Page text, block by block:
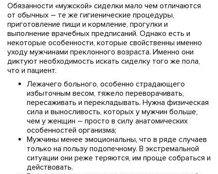
Обязанности «мужской» сиделки мало чем отличаются
от обычных – те же гигиенические процедуры,
приготовление пищи и кормление, прогулки и
выполнение врачебных предписаний. Однако есть и
некоторые особенности, которые свойственны именно
уходу мужчинами преклонного возраста. Именно они
диктуют необходимость искать сиделку того же пола,
что и пациент.
Лежачего больного, особенно страдающего
избыточным весом, тяжело переворачивать,
пересаживать и перекладывать. Нужна физическая
сила и выносливость, которых у мужчин больше,
чем у женщин – просто в силу анатомических
особенностей организма;
Мужчины менее эмоциональны, что в ряде случаев
только на пользу подопечному. В экстремальной
ситуации они реже теряются, им проще собраться и
действовать.